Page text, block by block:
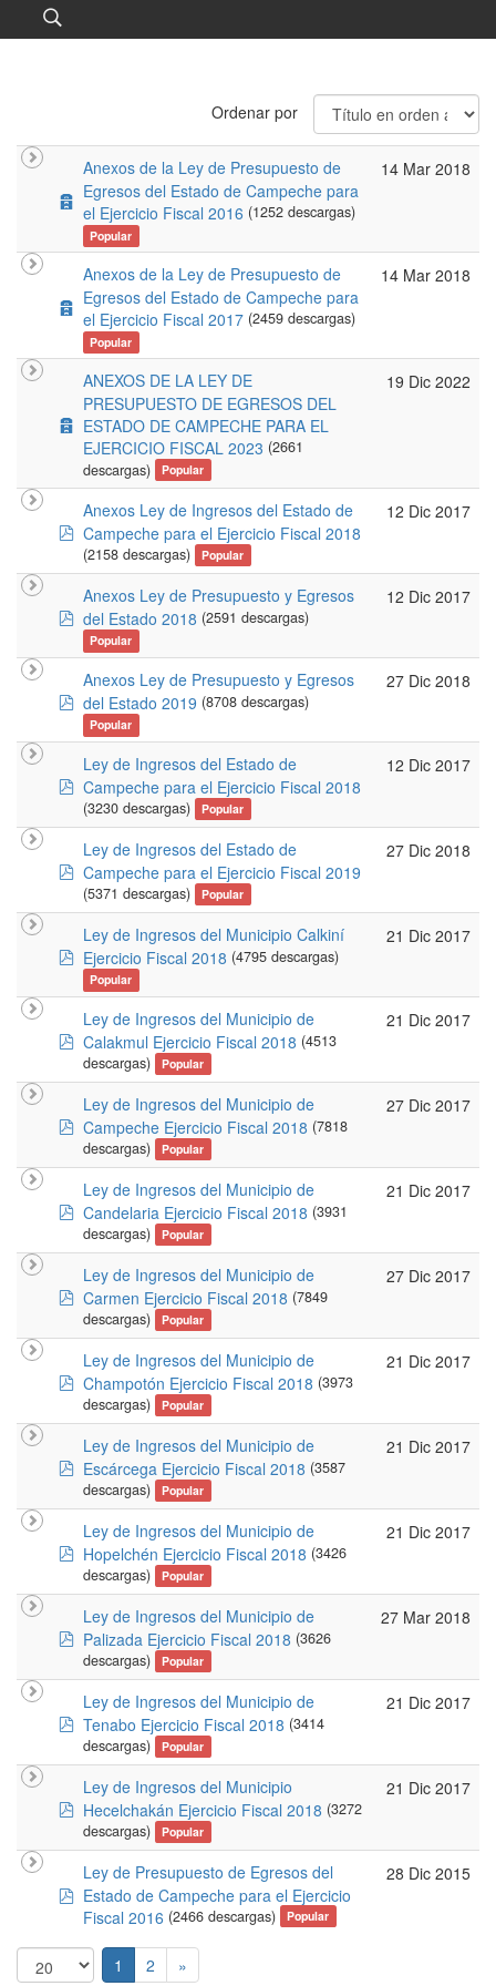
Ordenar por
archive
Anexos de la Ley de Presupuesto de
Egresos del Estado de Campeche para
el Ejercicio Fiscal 2016 (1252 descargas)
Popular
14 Mar 2018
archive
Anexos de la Ley de Presupuesto de
Egresos del Estado de Campeche para
el Ejercicio Fiscal 2017 (2459 descargas)
Popular
14 Mar 2018
archive
ANEXOS DE LA LEY DE
PRESUPUESTO DE EGRESOS DEL
ESTADO DE CAMPECHE PARA EL
EJERCICIO FISCAL 2023 (2661
descargas)
Popular
19 Dic 2022
pdf
Anexos Ley de Ingresos del Estado de
Campeche para el Ejercicio Fiscal 2018
(2158 descargas) Popular
12 Dic 2017
pdf
Anexos Ley de Presupuesto y Egresos
del Estado 2018 (2591 descargas)
Popular
12 Dic 2017
pdf
Anexos Ley de Presupuesto y Egresos
del Estado 2019 (8708 descargas)
Popular
27 Dic 2018
pdf
Ley de Ingresos del Estado de
Campeche para el Ejercicio Fiscal 2018
(3230 descargas) Popular
12 Dic 2017
pdf
Ley de Ingresos del Estado de
Campeche para el Ejercicio Fiscal 2019
(5371 descargas) Popular
27 Dic 2018
pdf
Ley de Ingresos del Municipio Calkiní
Ejercicio Fiscal 2018 (4795 descargas)
Popular
21 Dic 2017
pdf
Ley de Ingresos del Municipio de
Calakmul Ejercicio Fiscal 2018 (4513
descargas)
Popular
21 Dic 2017
pdf
Ley de Ingresos del Municipio de
Campeche Ejercicio Fiscal 2018 (7818
descargas)
Popular
27 Dic 2017
pdf
Ley de Ingresos del Municipio de
Candelaria Ejercicio Fiscal 2018 (3931
descargas)
Popular
21 Dic 2017
pdf
Ley de Ingresos del Municipio de
Carmen Ejercicio Fiscal 2018 (7849
descargas)
Popular
27 Dic 2017
pdf
Ley de Ingresos del Municipio de
Champotón Ejercicio Fiscal 2018 (3973
descargas)
Popular
21 Dic 2017
pdf
Ley de Ingresos del Municipio de
Escárcega Ejercicio Fiscal 2018 (3587
descargas)
Popular
21 Dic 2017
pdf
Ley de Ingresos del Municipio de
Hopelchén Ejercicio Fiscal 2018 (3426
descargas)
Popular
21 Dic 2017
pdf
Ley de Ingresos del Municipio de
Palizada Ejercicio Fiscal 2018 (3626
descargas)
Popular
27 Mar 2018
pdf
Ley de Ingresos del Municipio de
Tenabo Ejercicio Fiscal 2018 (3414
descargas)
Popular
21 Dic 2017
pdf
Ley de Ingresos del Municipio
Hecelchakán Ejercicio Fiscal 2018 (3272
descargas)
Popular
21 Dic 2017
pdf
Ley de Presupuesto de Egresos del
Estado de Campeche para el Ejercicio
Fiscal 2016 (2466 descargas) Popular
28 Dic 2015
1 2 »